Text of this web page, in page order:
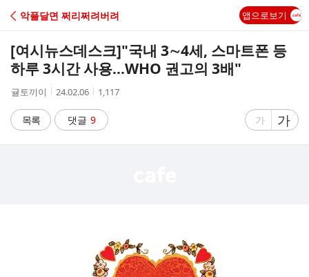
C
A
악플달면 쩌리쩌려버려 앱으로보기
[여시뉴스데스크]"국내 3∼4세, 스마트폰 등
하루 3시간 사용…WHO 권고의 3배"
작
자
귤토끼이
작
시
간
24.02.06
조
수
1,117
목록 댓글 9
글
가
글
자
가